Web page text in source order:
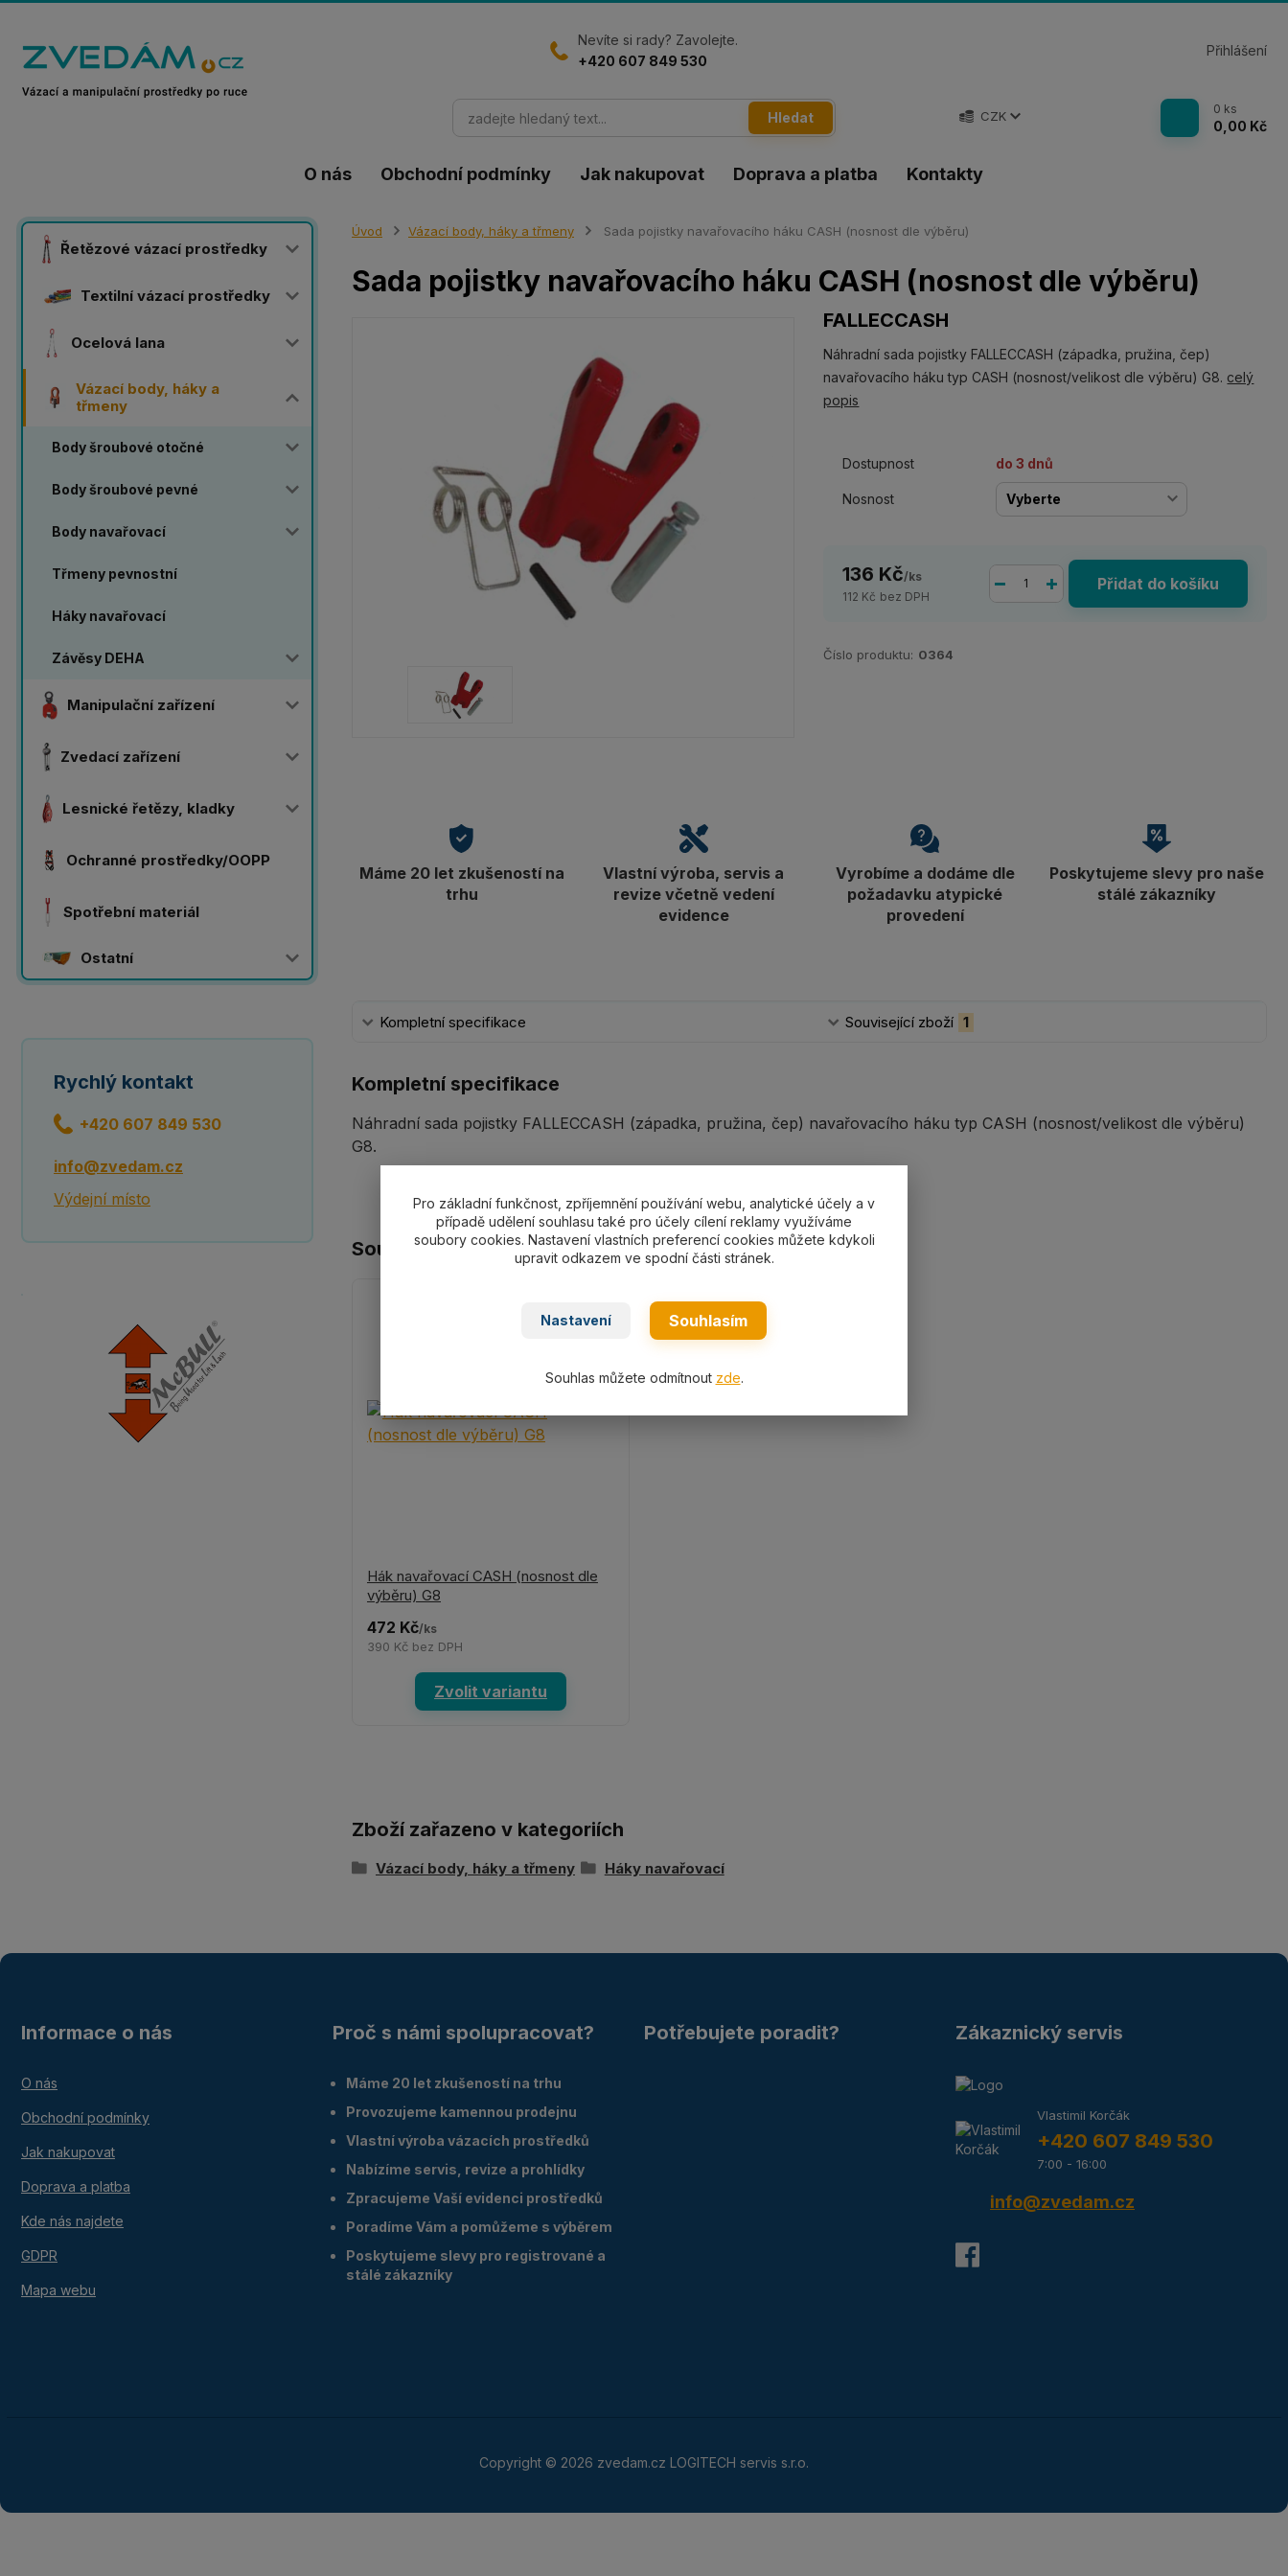
O nás Obchodní podmínky Jak nakupovat Doprava a platba Kontakty
CZK
Přihlášení
Hledat
Nevíte si rady? Zavolejte.
+420 607 849 530
0 ks
0,00 Kč
Řetězové vázací prostředky
Textilní vázací prostředky
Ocelová lana
Vázací body, háky a
třmeny
Body šroubové otočné
Body šroubové pevné
Body navařovací
Třmeny pevnostní
Háky navařovací
Závěsy DEHA
Manipulační zařízení
Zvedací zařízení
Lesnické řetězy, kladky
Ochranné prostředky/OOPP
Spotřební materiál
Ostatní
Rychlý kontakt
+420 607 849 530
info@zvedam.cz
Výdejní místo
Úvod Vázací body, háky a třmeny Sada pojistky navařovacího háku CASH (nosnost dle výběru)
Sada pojistky navařovacího háku CASH (nosnost dle výběru)
FALLECCASH
Náhradní sada pojistky FALLECCASH (západka, pružina, čep)
navařovacího háku typ CASH (nosnost/velikost dle výběru) G8. celý
popis
Dostupnost do 3 dnů
Nosnost
136 Kč/ks
112 Kč bez DPH
Přidat do košíku
Číslo produktu: 0364
Máme 20 let zkušeností na
trhu
Vlastní výroba, servis a
revize včetně vedení
evidence
Vyrobíme a dodáme dle
požadavku atypické
provedení
Poskytujeme slevy pro naše
stálé zákazníky
Kompletní specifikace Související zboží 1
Kompletní specifikace
Náhradní sada pojistky FALLECCASH (západka, pružina, čep) navařovacího háku typ CASH (nosnost/velikost dle výběru)
G8.
Související zboží 1
Hák navařovací CASH (nosnost dle
výběru) G8
472 Kč/ks
390 Kč bez DPH
Zvolit variantu
Zboží zařazeno v kategoriích
Vázací body, háky a třmeny Háky navařovací
Informace o nás
O nás
Obchodní podmínky
Jak nakupovat
Doprava a platba
Kde nás najdete
GDPR
Mapa webu
Proč s námi spolupracovat?
Máme 20 let zkušeností na trhu
Provozujeme kamennou prodejnu
Vlastní výroba vázacích prostředků
Nabízíme servis, revize a prohlídky
Zpracujeme Vaší evidenci prostředků
Poradíme Vám a pomůžeme s výběrem
Poskytujeme slevy pro registrované a
stálé zákazníky
Potřebujete poradit? Zákaznický servis
Vlastimil Korčák
+420 607 849 530
7:00 - 16:00
info@zvedam.cz
Copyright © 2026 zvedam.cz LOGITECH servis s.r.o.
Pro základní funkčnost, zpříjemnění používání webu, analytické účely a v
případě udělení souhlasu také pro účely cílení reklamy využíváme
soubory cookies. Nastavení vlastních preferencí cookies můžete kdykoli
upravit odkazem ve spodní části stránek.
Nastavení Souhlasím
Souhlas můžete odmítnout zde.